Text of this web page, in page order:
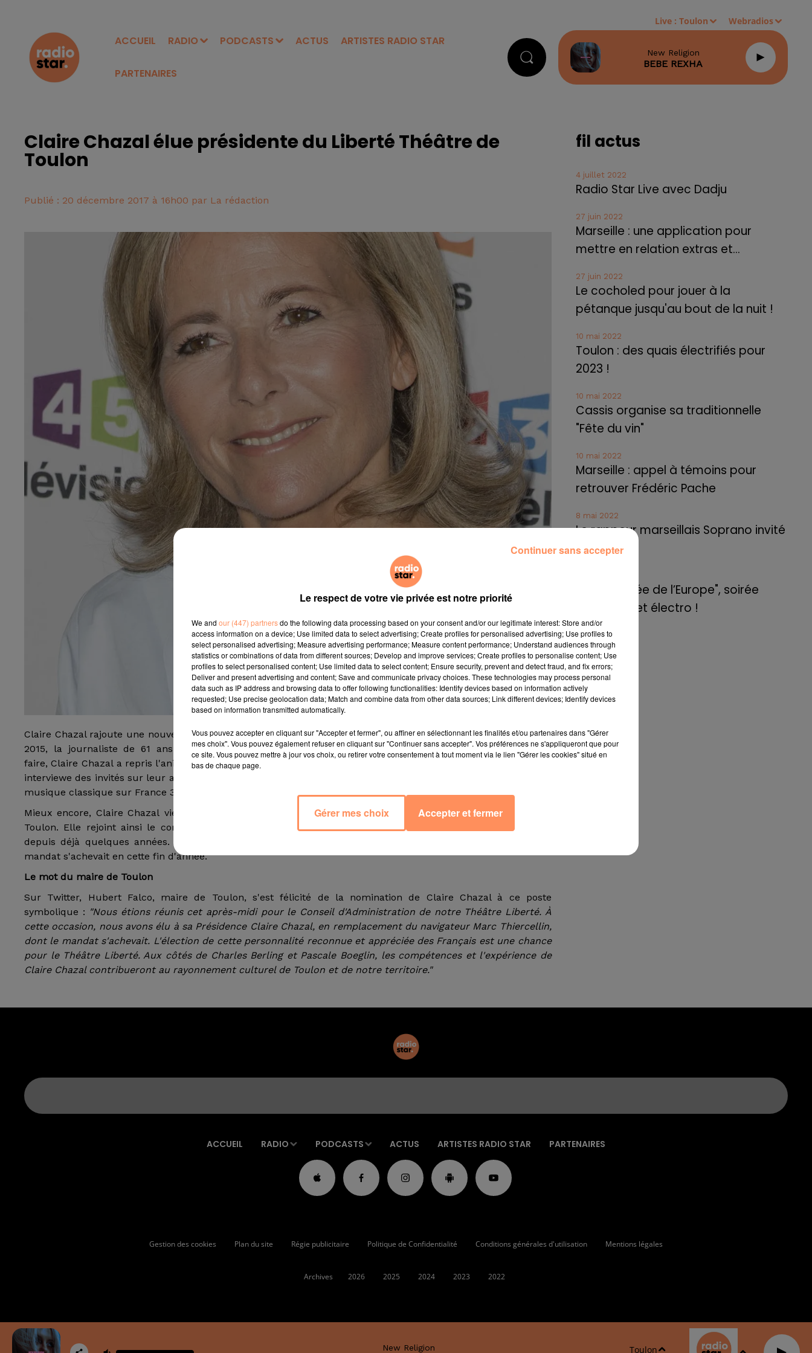
ACCUEIL RADIO PODCASTS ACTUS ARTISTES RADIO STAR
PARTENAIRES
Live :Toulon Webradios
New Religion
BEBE REXHA
Claire Chazal élue présidente du Liberté Théâtre de
Toulon
Publié : 20 décembre 2017 à 16h00 par La rédaction
Claire Chazal rajoute une nouvelle corde à son arc. Depuis son départ du journal télévisé de TF1 en septembre
2015, la journaliste de 61 ans a décidé de se rapprocher de sa principale passion : la culture. Pour ce
faire, Claire Chazal a repris l'animation d'Entrée libre
sur France 5, une émission quotidienne dans laquelle elle
interviewe des invités sur leur actualité culturelle. Aussi, la journaliste a animé la cérémonie des Victoires de la
musique classique sur France 3 en février 2016.
Mieux encore, Claire Chazal vient d'être élue Présidente du Conseil d'administration du théâtre Le Liberté à
Toulon. Elle rejoint ainsi le comédien Charles Berling et l'éditrice Pascale Boeglin, co-directeurs du théâtre
depuis déjà quelques années. L'ex-compagne de Patrick Poivre d'Arvor succède à Marc Thiercellin, dont le
mandat s'achevait en cette fin d'année.
Le mot du maire de Toulon
Sur Twitter, Hubert Falco, maire de Toulon, s'est félicité de la nomination de Claire Chazal à ce poste
symbolique : "Nous étions réunis cet après-midi pour le Conseil d'Administration de notre Théâtre Liberté. À
cette occasion, nous avons élu à sa Présidence Claire Chazal, en remplacement du navigateur Marc Thiercellin,
dont le mandat s'achevait. L'élection de cette personnalité reconnue et appréciée des Français est une chance
pour le Théâtre Liberté. Aux côtés de Charles Berling et Pascale Boeglin, les compétences et l'expérience de
Claire Chazal contribueront au rayonnement culturel de Toulon et de notre territoire."
fil actus
4 juillet 2022
Radio Star Live avec Dadju
27 juin 2022
Marseille : une application pour
mettre en relation extras et...
27 juin 2022
Le cocholed pour jouer à la
pétanque jusqu'au bout de la nuit !
10 mai 2022
Toulon : des quais électrifiés pour
2023 !
10 mai 2022
Cassis organise sa traditionnelle
"Fête du vin"
10 mai 2022
Marseille : appel à témoins pour
retrouver Frédéric Pache
8 mai 2022
Le rappeur marseillais Soprano invité
de E=M6
Aix : "Journée de l’Europe", soirée
danse et set électro !
ACCUEIL RADIO PODCASTS ACTUS ARTISTES RADIO STAR PARTENAIRES
New Religion Toulon
Gestion des cookies Plan du site Régie publicitaire Politique de Confidentialité Conditions générales d'utilisation Mentions légales
Archives 2026 2025 2024 2023 2022
Le respect de votre vie privée est notre priorité
We and our (447) partnersdo the following data processing based on your consent and/or our legitimate interest: Store and/or
access information on a device; Use limited data to select advertising; Create profiles for personalised advertising; Use profiles to
select personalised advertising; Measure advertising performance; Measure content performance; Understand audiences through
statistics or combinations of data from different sources; Develop and improve services; Create profiles to personalise content; Use
profiles to select personalised content; Use limited data to select content; Ensure security, prevent and detect fraud, and fix errors;
Deliver and present advertising and content; Save and communicate privacy choices. These technologies may process personal
data such as IP address and browsing data to offer following functionalities: Identify devices based on information actively
requested; Use precise geolocation data; Match and combine data from other data sources; Link different devices; Identify devices
based on information transmitted automatically.
Vous pouvez accepter en cliquant sur "Accepter et fermer", ou affiner en sélectionnant les finalités et/ou partenaires dans "Gérer
mes choix". Vous pouvez également refuser en cliquant sur "Continuer sans accepter". Vos préférences ne s'appliqueront que pour
ce site. Vous pouvez mettre à jour vos choix, ou retirer votre consentement à tout moment via le lien "Gérer les cookies" situé en
bas de chaque page.
Gérer mes choix Accepter et fermer
Continuer sans accepter